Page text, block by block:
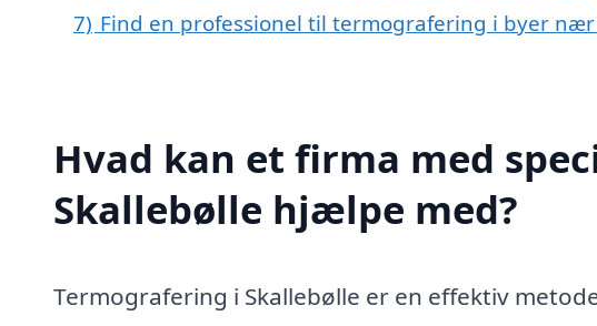
7) Find en professionel til termografering i byer nær
Hvad kan et firma med
Skallebølle hjælpe med?
Termografering i Skallebølle er en effektiv